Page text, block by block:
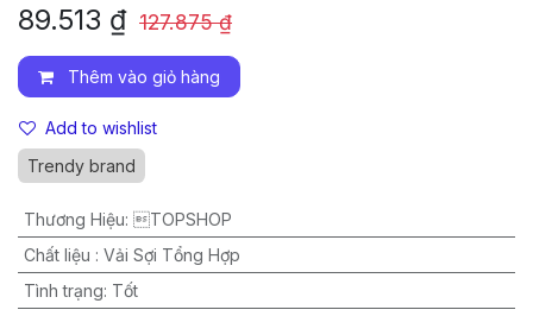
89.513 ₫ 127.875₫
Thêm vào giỏ hàng
Add to wishlist
Trendy brand
Thương Hiệu: TOPSHOP
Chất liệu : Vải Sợi Tổng Hợp
Tình trạng: Tốt